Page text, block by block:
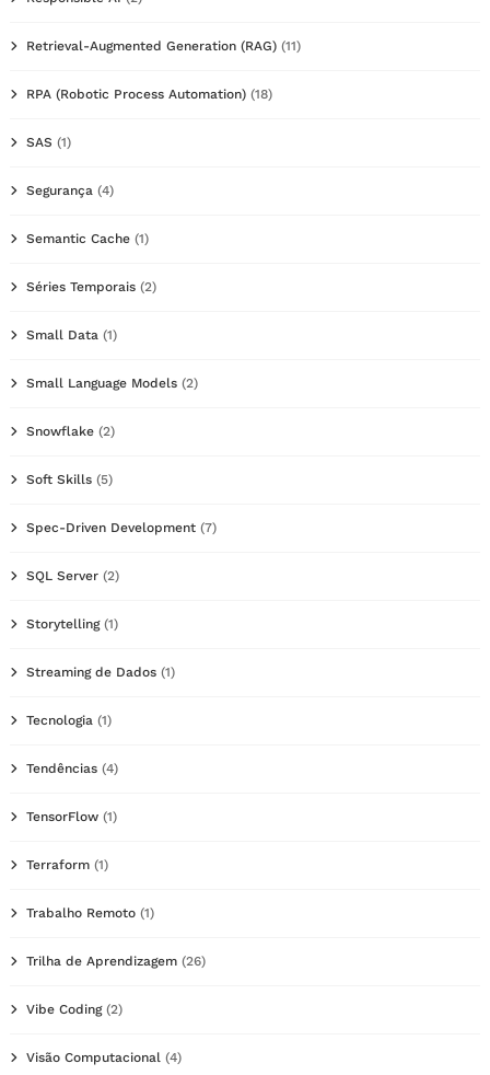
Retrieval-Augmented Generation (RAG) (11)
RPA (Robotic Process Automation) (18)
SAS (1)
Segurança (4)
Semantic Cache (1)
Séries Temporais (2)
Small Data (1)
Small Language Models (2)
Snowflake (2)
Soft Skills (5)
Spec-Driven Development (7)
SQL Server (2)
Storytelling(1)
Streaming de Dados (1)
Tecnologia (1)
Tendências (4)
TensorFlow (1)
Terraform (1)
Trabalho Remoto (1)
Trilha de Aprendizagem (26)
Vibe Coding(2)
Visão Computacional (4)